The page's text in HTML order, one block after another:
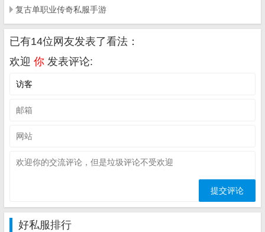
复古单职业传奇私服手游
已有14位网友发表了看法：
欢迎 你 发表评论:
好私服排行